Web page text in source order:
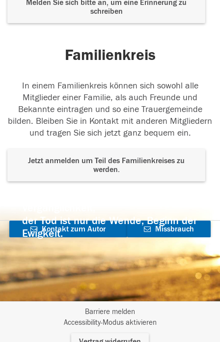
Melden Sie sich bitte an, um eine Erinnerung zu
schreiben
Familienkreis
In einem Familienkreis können sich sowohl alle
Mitglieder einer Familie, als auch Freunde und
Bekannte eintragen und so eine Trauergemeinde
bilden. Bleiben Sie in Kontakt mit anderen Mitgliedern
und tragen Sie sich jetzt ganz bequem ein.
Jetzt anmelden um Teil des Familienkreises zu
werden.
der Tod ist nur die Wende, Beginn der
Ewigkeit.
Kontakt zum Autor
aufnehmen
Missbrauch
Barriere melden
Accessibility-Modus aktivieren